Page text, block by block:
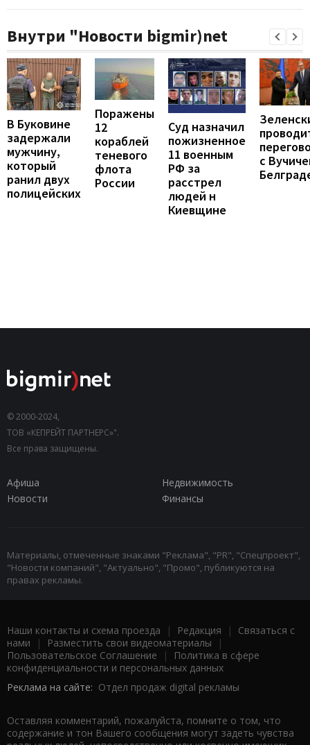
Внутри "Новости bigmir)net
В Буковине
задержали
мужчину,
который
ранил двух
полицейских
Поражены
12
кораблей
теневого
флота
России
Суд назначил
пожизненное
11 военным
РФ за
расстрел
людей н
Киевщине
с
© 2000-2024,
ТОВ «КЕПРЕЙТ ПАРТНЕРС»".
Все права защищены.
Афиша
Недвижимость
Новости
Финансы
Материалы, отмеченные знаками "Реклама", "PR", "Спецпроект",
"Новости компаний", "Актуально", "Промо", публикуются на
правах рекламы.
Наши контакты и схема проезда | Редакция | Связаться с
нами | Разместить свои видеоматериалы |
Пользовательское Соглашение |
Политика в сфере
конфиденциальности и персональных данных
Реклама на сайте: Отдел продаж digital рекламы
Оставляя комментарий, пожалуйста, помните о том, что
содержание и тон Вашего сообщения могут задеть чувства